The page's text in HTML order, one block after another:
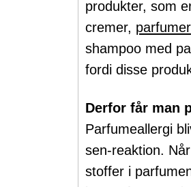
produkter, som
cremer, parfumer
shampoo med
fordi disse
Derfor får man
Parfumeallergi
sen-reaktion.
stoffer i